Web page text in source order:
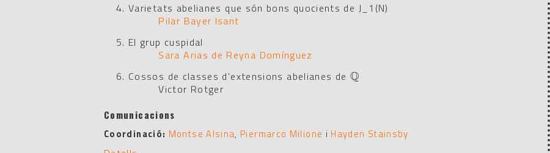
Varietats abelianes que són bons quocients de J_1(N)
Pilar Bayer Isant
El grup cuspidal
Sara Arias de Reyna Domínguez
Cossos de classes d'extensions abelianes de Q
Q
Victor Rotger
Comunicacions
Coordinació: Montse Alsina, Piermarco Milione i Hayden Stainsby